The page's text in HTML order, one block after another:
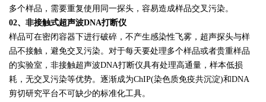
多个样品，需要重复使用同一探头，容易造成样品交叉污染。
02、非接触式超声波DNA打断仪
样品可在密闭容器下进行破碎，不产生感染性飞雾，超声探头与样
品不接触，避免交叉污染。对于每天要处理多个样品或者贵重样品
的实验室，非接触超声波DNA打断仪具有处理高通量，样本低损
耗，无交叉污染等优势。逐渐成为ChIP(染色质免疫共沉淀)和DNA
剪切研究平台不可缺少的标准化工具。